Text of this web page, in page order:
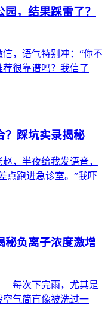
，结果踩雷了？
，语气特别冲：“你不
很靠谱吗？我信了
？踩坑实录揭秘
，半夜给我发语音，
点跑进急诊室。”我吓
秘负离子浓度激增
每次下完雨，尤其是
气简直像被洗过一